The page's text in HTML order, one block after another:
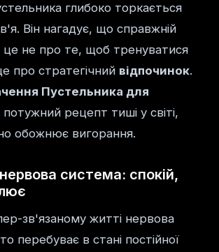
глибоко торкається
Він нагадує, що справжній
не про те, щоб тренуватися
про стратегічний відпочинок.
Пустельника для
потужний рецепт тиші у світі,
обожнює вигорання.
система: спокій,
зв'язаному житті нервова
перебуває в стані постійної